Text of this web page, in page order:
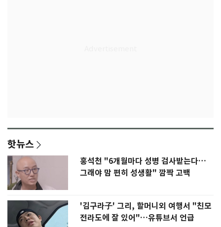
핫뉴스
홍석천 "6개월마다 성병 검사받는다…
그래야 맘 편히 성생활" 깜짝 고백
'김구라子' 그리, 할머니외 여행서 "친모
전라도에 잘 있어"…유튜브서 언급